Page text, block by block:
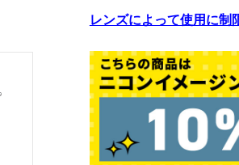
レンズによって使用に制